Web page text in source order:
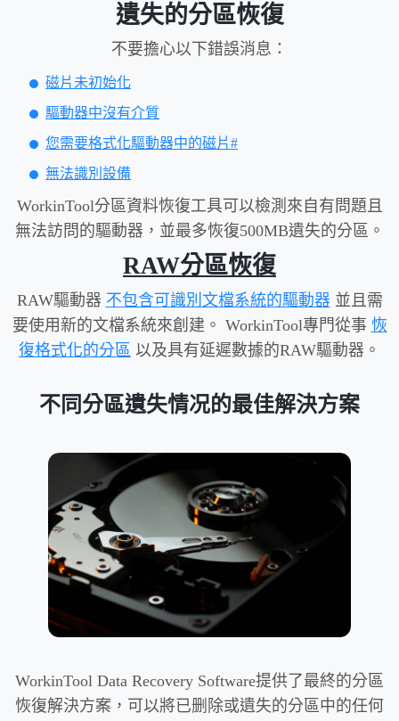
遺失的分區恢復
不要擔心以下錯誤消息：
磁片未初始化
驅動器中沒有介質
您需要格式化驅動器中的磁片#
無法識別設備
WorkinTool分區資料恢復工具可以檢測來自有問題且
無法訪問的驅動器，並最多恢復500MB遺失的分區。
RAW分區恢復
RAW驅動器 不包含可識別文檔系統的驅動器 並且需
要使用新的文檔系統來創建。 WorkinTool專門從事 恢
復格式化的分區 以及具有延遲數據的RAW驅動器。
不同分區遺失情况的最佳解決方案
WorkinTool Data Recovery Software提供了最終的分區
恢復解決方案，可以將已删除或遺失的分區中的任何